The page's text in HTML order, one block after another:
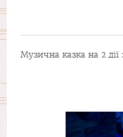
Музична казка на 2 дії